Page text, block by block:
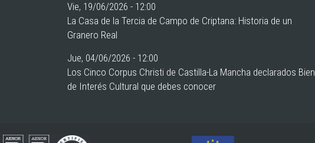
Vie, 19/06/2026 - 12:00
La Casa de la Tercia de Campo de Criptana: Historia de un
Granero Real
Jue, 04/06/2026 - 12:00
Los Cinco Corpus Christi de Castilla-La Mancha declarados Bien
de Interés Cultural que debes conocer